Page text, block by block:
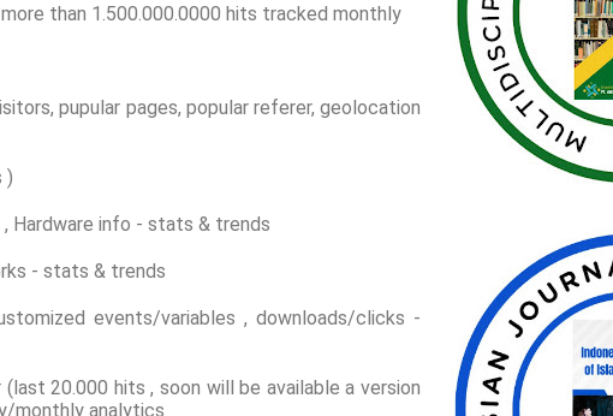
than 1.500.000.0000 hits tracked monthly
pupular pages, popular referer, geolocation
)
, Hardware info - stats & trends
- stats & trends
events/variables , downloads/clicks -
20.000 hits , soon will be available a version
monthly analytics